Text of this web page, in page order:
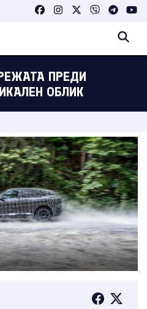
ПРЕДИ
ОБЛИК